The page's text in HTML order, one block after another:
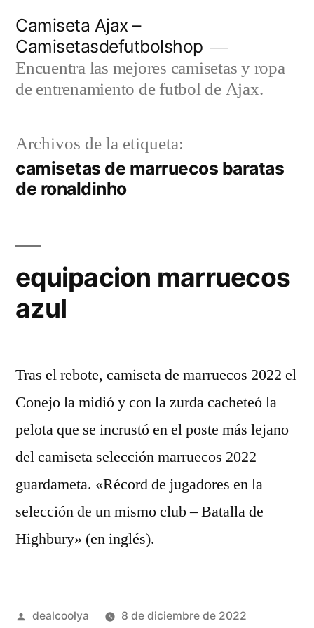
contenido
Camiseta Ajax –
Camisetasdefutbolshop
Encuentra las mejores camisetas y ropa
de entrenamiento de futbol de Ajax.
Archivos de la etiqueta:
camisetas de marruecos baratas
de ronaldinho
equipacion marruecos
azul
Tras el rebote, camiseta de marruecos 2022 el
Conejo la midió y con la zurda cacheteó la
pelota que se incrustó en el poste más lejano
del camiseta selección marruecos 2022
guardameta. «Récord de jugadores en la
selección de un mismo club – Batalla de
Highbury» (en inglés).
Publicado
dealcoolya 8 de diciembre de 2022